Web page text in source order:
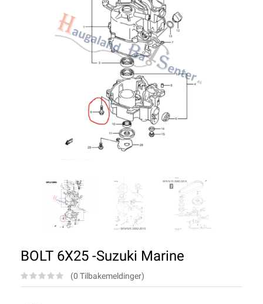
BOLT 6X25 -Suzuki Marine
(0 Tilbakemeldinger)